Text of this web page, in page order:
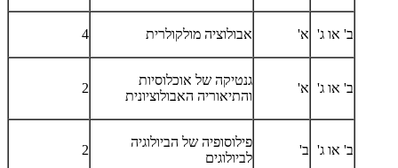
ב' או ג' א' אבולוציה מולקולרית 4
ב' או ג' א'
גנטיקה של אוכלוסיות
והתיאוריה האבולוציונית
2
ב' או ג' ב'
פילוסופיה של הביולוגיה
לביולוגים
2